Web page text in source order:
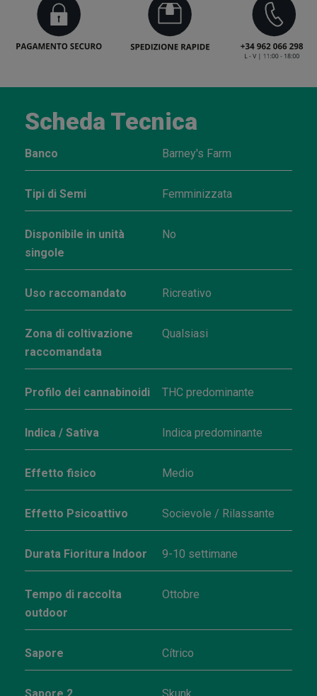
Scheda Tecnica
Banco Barney's Farm
Tipi di Semi Femminizzata
Disponibile in unità
singole
No
Uso raccomandato Ricreativo
Zona di coltivazione
raccomandata
Qualsiasi
Profilo dei cannabinoidi THC predominante
Indica / Sativa Indica predominante
Effetto fisico Medio
Effetto Psicoattivo Socievole / Rilassante
Durata Fioritura Indoor 9-10 settimane
Tempo di raccolta
outdoor
Ottobre
Sapore Cítrico
Sapore 2 Skunk